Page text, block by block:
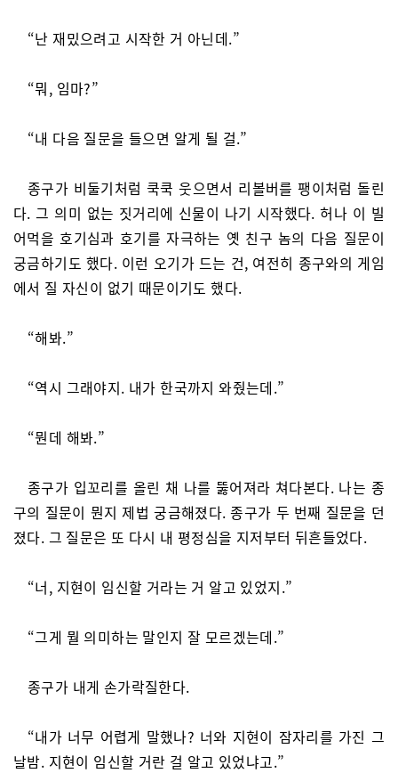
“난 재밌으려고 시작한 거 아닌데.”
“뭐, 임마?”
“내 다음 질문을 들으면 알게 될 걸.”
종구가 비둘기처럼 쿡쿡 웃으면서 리볼버를 팽이처럼 돌린
다. 그 의미 없는 짓거리에 신물이 나기 시작했다. 허나 이 빌
어먹을 호기심과 호기를 자극하는 옛 친구 놈의 다음 질문이
궁금하기도 했다. 이런 오기가 드는 건, 여전히 종구와의 게임
에서 질 자신이 없기 때문이기도 했다.
“해봐.”
“역시 그래야지. 내가 한국까지 와줬는데.”
“뭔데 해봐.”
종구가 입꼬리를 올린 채 나를 뚫어져라 쳐다본다. 나는 종
구의 질문이 뭔지 제법 궁금해졌다. 종구가 두 번째 질문을 던
졌다. 그 질문은 또 다시 내 평정심을 지저부터 뒤흔들었다.
“너, 지현이 임신할 거라는 거 알고 있었지.”
“그게 뭘 의미하는 말인지 잘 모르겠는데.”
종구가 내게 손가락질한다.
“내가 너무 어렵게 말했나? 너와 지현이 잠자리를 가진 그
날밤. 지현이 임신할 거란 걸 알고 있었냐고.”